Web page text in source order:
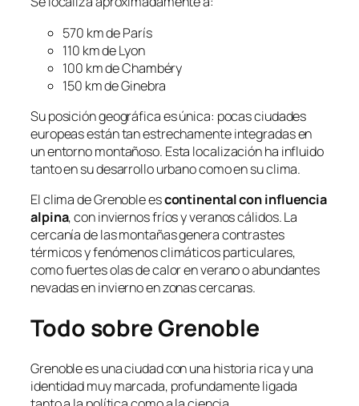
570 km de París
110 km de Lyon
100 km de Chambéry
150 km de Ginebra
Su posición geográfica es única: pocas ciudades
europeas están tan estrechamente integradas en
un entorno montañoso. Esta localización ha influido
tanto en su desarrollo urbano como en su clima.
El clima de Grenoble escontinental con influencia
alpina, con inviernos fríos y veranos cálidos. La
cercanía de las montañas genera contrastes
térmicos y fenómenos climáticos particulares,
como fuertes olas de calor en verano o abundantes
nevadas en invierno en zonas cercanas.
Todo sobre Grenoble
Grenoble es una ciudad con una historia rica y una
identidad muy marcada, profundamente ligada